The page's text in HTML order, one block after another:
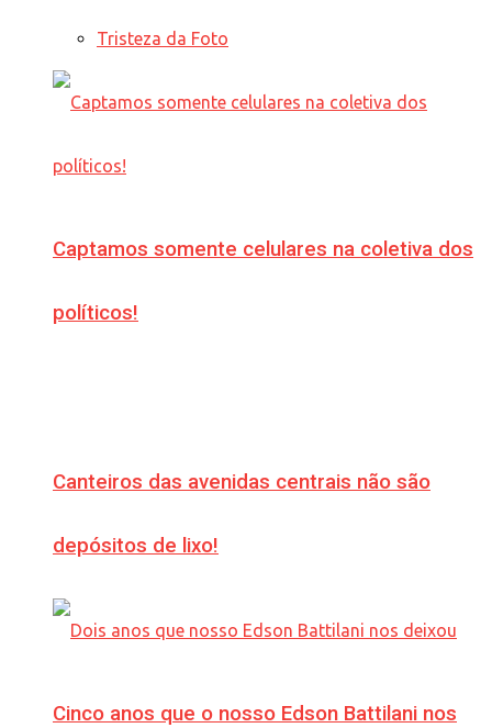
Tristeza da Foto
Captamos somente celulares na coletiva dos
políticos!
Canteiros das avenidas centrais não são
depósitos de lixo!
Cinco anos que o nosso Edson Battilani nos